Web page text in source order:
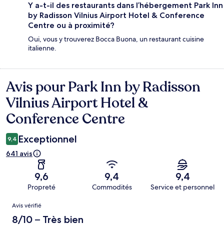
Y a-t-il des restaurants dans l’hébergement Park Inn
by Radisson Vilnius Airport Hotel & Conference
Centre ou à proximité?
Oui, vous y trouverez Bocca Buona, un restaurant cuisine
italienne.
Avis
Avis pour Park Inn by Radisson
Vilnius Airport Hotel &
Conference Centre
9,4 Exceptionnel
641 avis
9,6
Propreté
9,4
Commodités
9,4
Service et personnel
Avis
Avis vérifié
8/10 – Très bien